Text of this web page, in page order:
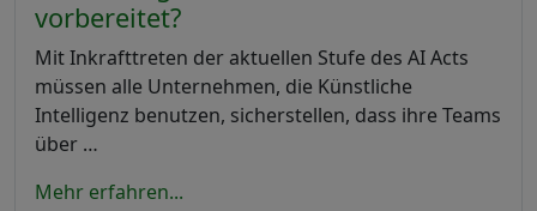
vorbereitet?
Mit Inkrafttreten der aktuellen Stufe des AI Acts
müssen alle Unternehmen, die Künstliche
Intelligenz benutzen, sicherstellen, dass ihre Teams
über …
Mehr erfahren...